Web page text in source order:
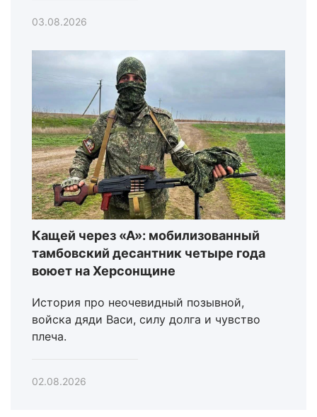
03.08.2026
Кащей через «А»: мобилизованный
тамбовский десантник четыре года
воюет на Херсонщине
История про неочевидный позывной,
войска дяди Васи, силу долга и чувство
плеча.
02.08.2026